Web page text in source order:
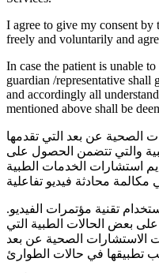
I agree to give my consent
freely and voluntarily and
In case the patient is unable
guardian /representative shall
and accordingly all
mentioned above shall be
الصحية عن بعد التي تقدمها
والتي تتضمن الحصول على
استشارات الخدمات الطبية
تقنية مؤتمرات الفيديو.
بعض الحالات الطبية التي
الصحية عن بعد